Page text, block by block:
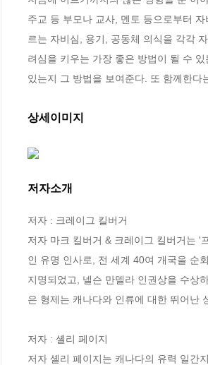
주교 등 부모나 교사, 멘토 등으로부터
르는 자비심, 용기, 공동체 의식을 각각
려심을 키우는 가장 좋은 방법이 될 수
있는지 그 방법을 보여준다. 또 함께한
상세이미지
저자소개
저자 : 크레이그 킬버거
저자 마크 킬버거 & 크레이그 킬버거는
인 유명 인사로, 전 세계 40여 개국을 순
지명되었고, 넬슨 만델라 인권상을 수상
은 형제는 캐나다와 인류에 대한 뛰어난
저자 : 셸리 페이지
저자 셸리 페이지는 캐나다의 유력 일간